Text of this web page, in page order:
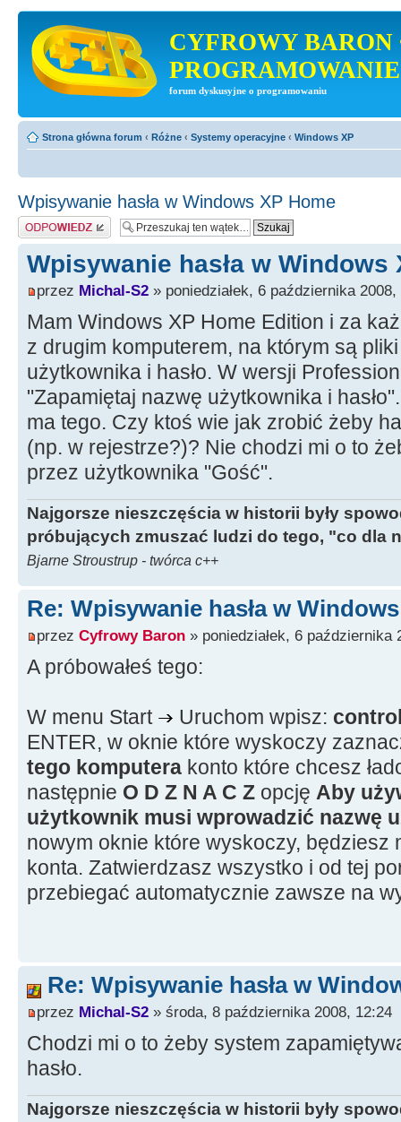
CYFROWY BARON
PROGRAMOWANIE
forum dyskusyjne o programowaniu
Strona główna forum ‹ Różne ‹ Systemy operacyjne ‹ Windows XP
Wpisywanie hasła w Windows XP Home
Odpowiedz
Wpisywanie hasła w Windows
przez Michal-S2 » poniedziałek, 6 października 2008,
Mam Windows XP Home Edition i za
z drugim komputerem, na którym są
użytkownika i hasło. W wersji
"Zapamiętaj nazwę użytkownika i
ma tego. Czy ktoś wie jak zrobić żeby
(np. w rejestrze?)? Nie chodzi mi o to
przez użytkownika "Gość".
Najgorsze nieszczęścia w historii były
próbujących zmuszać ludzi do tego, "co dla
Bjarne Stroustrup - twórca c++
Re: Wpisywanie hasła w
przez Cyfrowy Baron » poniedziałek, 6 października
A próbowałeś tego:
W menu Start Uruchom wpisz:
ENTER, w oknie które wyskoczy
tego komputera konto które chcesz
następnie O D Z N A C Z opcję Aby
użytkownik musi wprowadzić nazwę
nowym oknie które wyskoczy, będziesz
konta. Zatwierdzasz wszystko i od tej
przebiegać automatycznie zawsze na
Re: Wpisywanie hasła w
przez Michal-S2 » środa, 8 października 2008, 12:24
Chodzi mi o to żeby system
hasło.
Najgorsze nieszczęścia w historii były